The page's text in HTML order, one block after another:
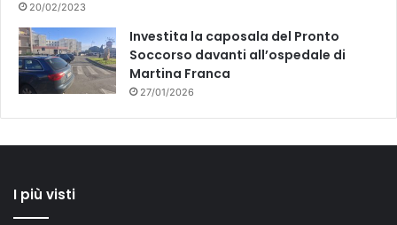
20/02/2023
Investita la caposala del Pronto
Soccorso davanti all’ospedale di
Martina Franca
27/01/2026
I più visti